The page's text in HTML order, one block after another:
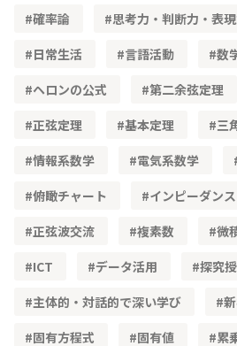
確率論
思考力・判断力・表
日常生活
言語活動
数
ヘロンの公式
第二余弦定理
正弦定理
基本定理 三
情報系数学
電気系数学
俯瞰チャート
インピーダンス
正弦波交流
複素数 微
ICT
データ活用
探究
主体的・対話的で深い学び
固有方程式
固有値 累